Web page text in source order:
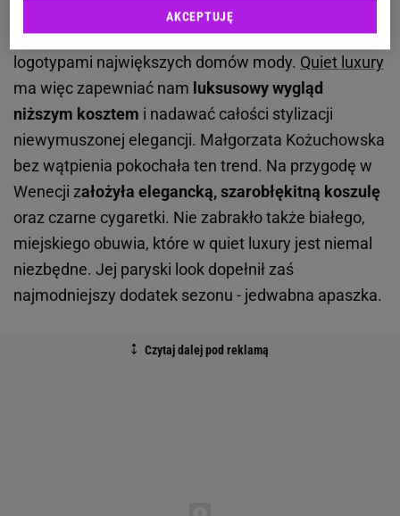
Styl ten inspirowany jest miliarderami, którzy mimo
ogromnego bogactwa nie noszą koszulek z
logotypami największych domów mody. Quiet luxury
ma więc zapewniać nam luksusowy wygląd
niższym kosztem i nadawać całości stylizacji
niewymuszonej elegancji. Małgorzata Kożuchowska
bez wątpienia pokochała ten trend. Na przygodę w
Wenecji założyła elegancką, szarobłękitną koszulę
oraz czarne cygaretki. Nie zabrakło także białego,
miejskiego obuwia, które w quiet luxury jest niemal
niezbędne. Jej paryski look dopełnił zaś
najmodniejszy dodatek sezonu - jedwabna apaszka.
AKCEPTUJĘ